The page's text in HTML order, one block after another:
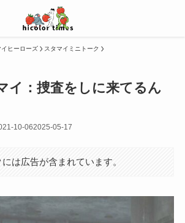
イヒーローズ スタマイミニトーク
イ：捜査をしに来てるん
10-062025-05-17
は広告が含まれています。